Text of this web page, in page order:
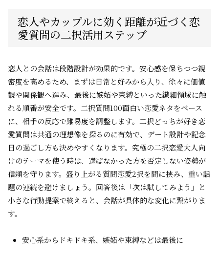
恋人やカップルに効く距離が近づく恋
愛質問の二択活用ステップ
恋人との会話は段階設計が効果的です。安心感を保ちつつ親
密度を高めるため、まずは日常と好みから入り、徐々に価値
観や関係観へ進み、最後に嫉妬や束縛といった繊細領域に触
れる順番が安全です。二択質問100面白い恋愛ネタをベース
に、相手の反応で難易度を調整します。二択どっちが好き恋
愛質問は共通の理想像を探るのに有効で、デート設計や記念
日の過ごし方も決めやすくなります。究極の二択恋愛大人向
けのテーマを使う時は、選ばなかった方を否定しない姿勢が
信頼を守ります。盛り上がる質問恋愛2択を間に挟み、重い話
題の連続を避けましょう。回答後は「次は試してみよう」と
小さな行動提案で終えると、会話が具体的な変化に繋がりま
す。
安心系からドキドキ系、嫉妬や束縛などは最後に